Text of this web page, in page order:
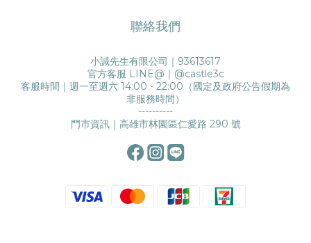
聯絡我們
小誠先生有限公司｜93613617
官方客服 LINE@｜ @castle3c
客服時間｜週一至週六 14:00 - 22:00（國定及政府公告假期為
非服務時間）
----------
門市資訊｜高雄市林園區仁愛路 290 號